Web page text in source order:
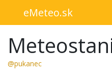
eMeteo.sk
@pukanec